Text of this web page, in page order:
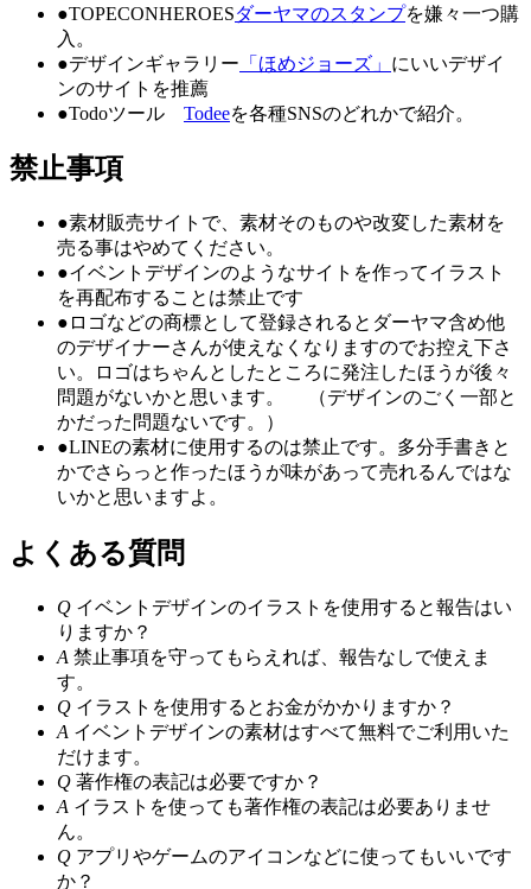
●TOPECONHEROESダーヤマのスタンプを嫌々一つ購
入。
●デザインギャラリー 「ほめジョーズ」 にいいデザイ
ンのサイトを推薦
●Todoツール Todeeを各種SNSのどれかで紹介。
禁止事項
●素材販売サイトで、素材そのものや改変した素材を
売る事はやめてください。
●イベントデザインのようなサイトを作ってイラスト
を再配布することは禁止です
● ロゴなどの商標として登録されるとダーヤマ含め他
のデザイナーさんが使えなくなりますのでお控え下さ
い。ロゴはちゃんとしたところに発注したほうが後々
問題がないかと思います。 （デザインのごく一部と
かだった問題ないです。）
●LINEの素材に使用するのは禁止です。多分手書きと
かでさらっと作ったほうが味があって売れるんではな
いかと思いますよ。
よくある質問
Q イベントデザインのイラストを使用すると報告はい
りますか？
A 禁止事項を守ってもらえれば、報告なしで使えま
す。
Q イラストを使用するとお金がかかりますか？
A イベントデザインの素材はすべて無料でご利用いた
だけます。
Q 著作権の表記は必要ですか？
A イラストを使っても著作権の表記は必要ありませ
ん。
Q アプリやゲームのアイコンなどに使ってもいいです
か？